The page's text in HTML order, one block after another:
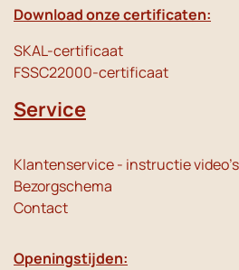
Download onze certificaten:
SKAL-certificaat
FSSC22000-certificaat
Service
Klantenservice - instructie
Bezorgschema
Contact
Openingstijden: